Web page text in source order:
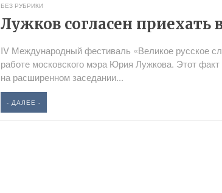
БЕЗ РУБРИКИ
Лужков согласен
IV Международный фестиваль «Великое русское
работе московского мэра Юрия Лужкова. Этот
на расширенном заседании...
- ДАЛЕЕ -